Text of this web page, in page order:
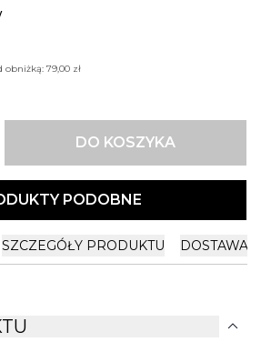
obniżką: 79,00 zł
DO KOSZYKA
PODOBNE
SZCZEGÓŁY PRODUKTU DOSTAWA
expand_more